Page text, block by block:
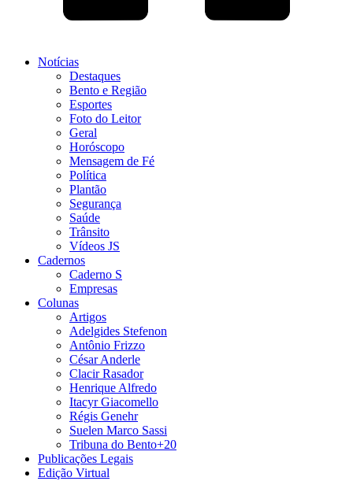
Notícias
Destaques
Bento e Região
Esportes
Foto do Leitor
Geral
Horóscopo
Mensagem de Fé
Política
Plantão
Segurança
Saúde
Trânsito
Vídeos JS
Cadernos
Caderno S
Empresas
Colunas
Artigos
Adelgides Stefenon
Antônio Frizzo
César Anderle
Clacir Rasador
Henrique Alfredo
Itacyr Giacomello
Régis Genehr
Suelen Marco Sassi
Tribuna do Bento+20
Publicações Legais
Edição Virtual